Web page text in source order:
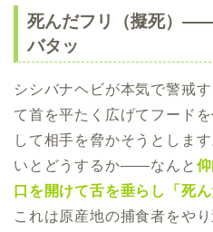
死んだフリ（擬死）
バタッ
シシバナヘビが本気で警戒
て首を平たく広げてフード
して相手を脅かそうとしま
いとどうするか――なんと
口を開けて舌を垂らし「死
これは原産地の捕食者をや